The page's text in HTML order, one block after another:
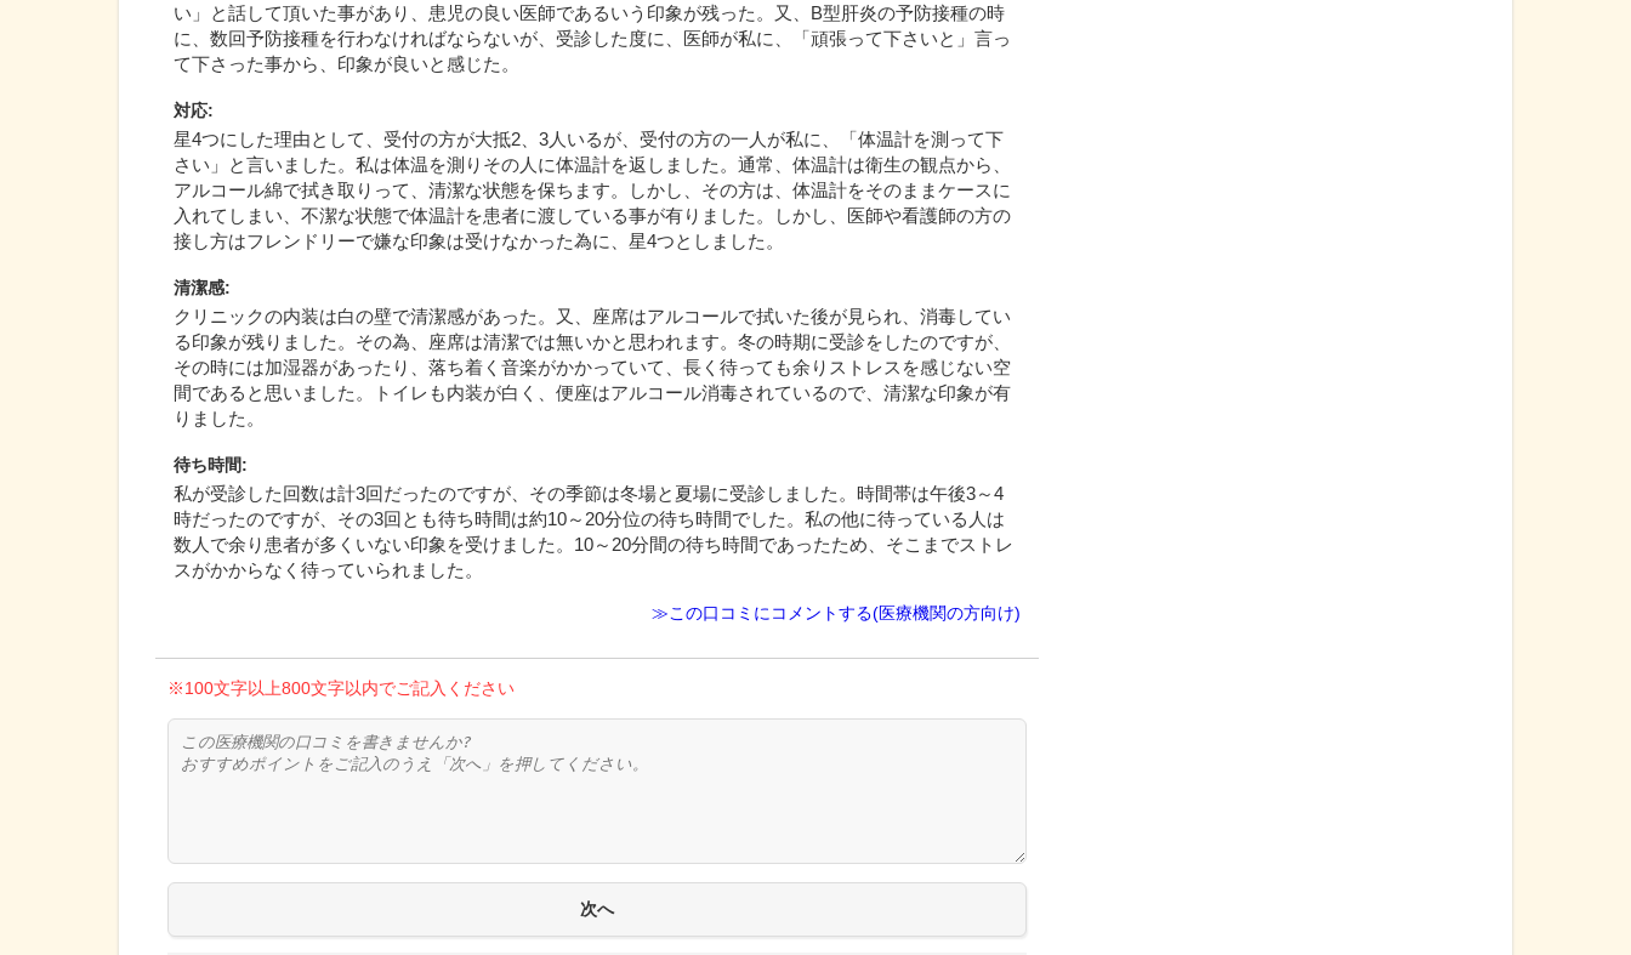
い」と話して頂いた事があり、患児の良い医師であるいう印象が残った。又、B型肝炎の予防接種の時
に、数回予防接種を行わなければならないが、受診した度に、医師が私に、「頑張って下さいと」言っ
て下さった事から、印象が良いと感じた。
対応:
星4つにした理由として、受付の方が大抵2、3人いるが、受付の方の一人が私に、「体温計を測って下
さい」と言いました。私は体温を測りその人に体温計を返しました。通常、体温計は衛生の観点から、
アルコール綿で拭き取りって、清潔な状態を保ちます。しかし、その方は、体温計をそのままケースに
入れてしまい、不潔な状態で体温計を患者に渡している事が有りました。しかし、医師や看護師の方の
接し方はフレンドリーで嫌な印象は受けなかった為に、星4つとしました。
清潔感:
クリニックの内装は白の壁で清潔感があった。又、座席はアルコールで拭いた後が見られ、消毒してい
る印象が残りました。その為、座席は清潔では無いかと思われます。冬の時期に受診をしたのですが、
その時には加湿器があったり、落ち着く音楽がかかっていて、長く待っても余りストレスを感じない空
間であると思いました。トイレも内装が白く、便座はアルコール消毒されているので、清潔な印象が有
りました。
待ち時間:
私が受診した回数は計3回だったのですが、その季節は冬場と夏場に受診しました。時間帯は午後3～4
時だったのですが、その3回とも待ち時間は約10～20分位の待ち時間でした。私の他に待っている人は
数人で余り患者が多くいない印象を受けました。10～20分間の待ち時間であったため、そこまでストレ
スがかからなく待っていられました。
≫この口コミにコメントする(医療機関の方向け)
※100文字以上800文字以内でご記入ください